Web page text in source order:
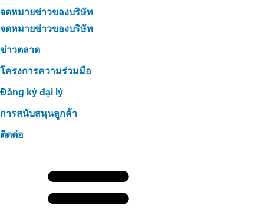
จดหมายข่าวของบริษัท
จดหมายข่าวของบริษัท
ข่าวตลาด
โครงการความร่วมมือ
Đăng ký đại lý
การสนับสนุนลูกค้า
ติดต่อ